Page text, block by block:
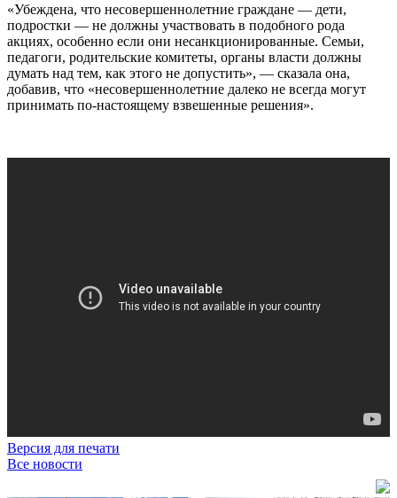
«Убеждена, что несовершеннолетние граждане — дети,
подростки — не должны участвовать в подобного рода
акциях, особенно если они несанкционированные. Семьи,
педагоги, родительские комитеты, органы власти должны
думать над тем, как этого не допустить», — сказала она,
добавив, что «несовершеннолетние далеко не всегда могут
принимать по-настоящему взвешенные решения».
Версия для печати
Все новости